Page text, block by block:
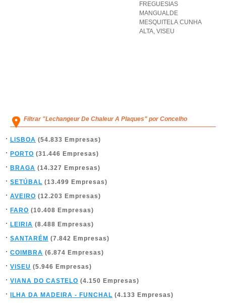
FREGUESIAS
MANGUALDE
MESQUITELA CUNHA
ALTA, VISEU
Filtrar "Lechangeur De Chaleur A Plaques" por Concelho
LISBOA (54.833 Empresas)
PORTO (31.446 Empresas)
BRAGA (14.327 Empresas)
SETÚBAL (13.499 Empresas)
AVEIRO (12.203 Empresas)
FARO (10.408 Empresas)
LEIRIA (8.488 Empresas)
SANTARÉM (7.842 Empresas)
COIMBRA (6.874 Empresas)
VISEU (5.946 Empresas)
VIANA DO CASTELO (4.150 Empresas)
ILHA DA MADEIRA - FUNCHAL (4.133 Empresas)